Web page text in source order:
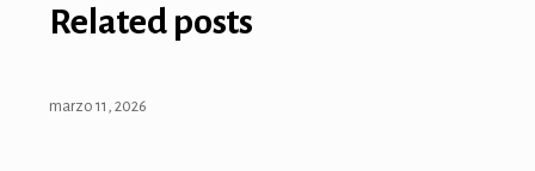
Related posts
marzo 11, 2026